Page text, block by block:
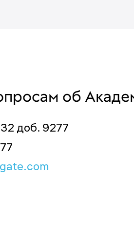
об
доб. 9277